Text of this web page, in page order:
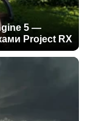
5 —
Project RX